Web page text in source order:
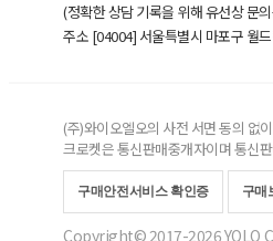
(정확한 상담 기록을 위해 유선상 문
주소 [04004] 서울특별시 마포구 월
(주)와이오엘오의 사전 서면 동의 없
크로켓은 통신판매중개자이며 통신
구매안전서비스 확인증 구매
Copyright© 2017-2026 YOLO